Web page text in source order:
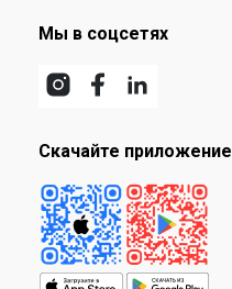
Мы в соцсетях
Скачайте приложение